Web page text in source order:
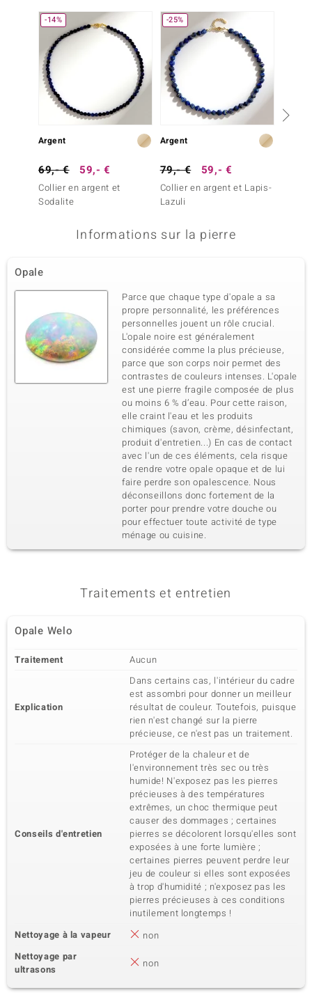
-14%
Argent
69,- € 59,- €
Collier en argent et
Sodalite
-25%
Argent
79,- € 59,- €
Collier en argent et Lapis-
Lazuli
Informations sur la pierre
Opale
Parce que chaque type d'opale a sa
propre personnalité, les préférences
personnelles jouent un rôle crucial.
L'opale noire est généralement
considérée comme la plus précieuse,
parce que son corps noir permet des
contrastes de couleurs intenses. L'opale
est une pierre fragile composée de plus
ou moins 6 % d’eau. Pour cette raison,
elle craint l'eau et les produits
chimiques (savon, crème, désinfectant,
produit d'entretien...) En cas de contact
avec l'un de ces éléments, cela risque
de rendre votre opale opaque et de lui
faire perdre son opalescence. Nous
déconseillons donc fortement de la
porter pour prendre votre douche ou
pour effectuer toute activité de type
ménage ou cuisine.
Traitements et entretien
Opale Welo
Traitement Aucun
Explication
Dans certains cas, l'intérieur du cadre
est assombri pour donner un meilleur
résultat de couleur. Toutefois, puisque
rien n'est changé sur la pierre
précieuse, ce n'est pas un traitement.
Conseils d'entretien
Protéger de la chaleur et de
l'environnement très sec ou très
humide! N'exposez pas les pierres
précieuses à des températures
extrêmes, un choc thermique peut
causer des dommages ; certaines
pierres se décolorent lorsqu'elles sont
exposées à une forte lumière ;
certaines pierres peuvent perdre leur
jeu de couleur si elles sont exposées
à trop d'humidité ; n'exposez pas les
pierres précieuses à ces conditions
inutilement longtemps !
Nettoyage à la vapeur
non
Nettoyage par
ultrasons
non